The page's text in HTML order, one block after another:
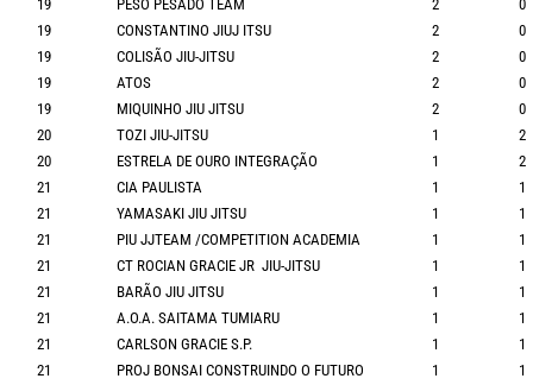
19 PESO PESADO TEAM 2
0
19
CONSTANTINO JIUJ ITSU 2
0
19
COLISÃO JIU-JITSU 2
0
19
ATOS 2
0
19
MIQUINHO JIU JITSU 2
0
20
TOZI JIU-JITSU 1
2
20
ESTRELA DE OURO INTEGRAÇÃO 1
2
21
CIA PAULISTA 1
1
21
YAMASAKI JIU JITSU 1
1
21
PIU JJTEAM /COMPETITION ACADEMIA 1
1
21
CT ROCIAN GRACIE JR JIU-JITSU 1
1
21
BARÃO JIU JITSU 1
1
21
A.O.A. SAITAMA TUMIARU 1
1
21
CARLSON GRACIE S.P. 1
1
21
PROJ BONSAI CONSTRUINDO O FUTURO 1
1